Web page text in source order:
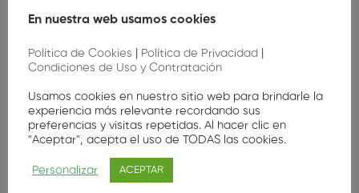
Formacion
Gestión de Clínica Dental GESDEN
En nuestra web usamos cookies
Política de Cookies Política de Privacidad
Condiciones de Uso y Contratación
Usamos cookies en nuestro sitio web para brindarle la
experiencia más relevante recordando sus
preferencias y visitas repetidas. Al hacer clic en
"Aceptar", acepta el uso de TODAS las cookies.
Personalizar ACEPTAR